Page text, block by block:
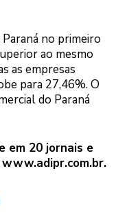
no primeiro
ao mesmo
as empresas
para 27,46%. O
do Paraná
em 20 jornais e
www.adipr.com.br.